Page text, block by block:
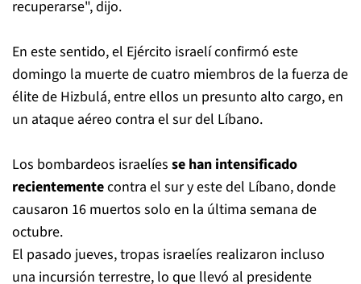
recuperarse", dijo.
En este sentido, el Ejército israelí confirmó este
domingo la muerte de cuatro miembros de la fuerza de
élite de Hizbulá, entre ellos un presunto alto cargo, en
un ataque aéreo contra el sur del Líbano.
Los bombardeos israelíes se han intensificado
recientementecontra el sur y este del Líbano, donde
causaron 16 muertos solo en la última semana de
octubre.
El pasado jueves, tropas israelíes realizaron incluso
una incursión terrestre, lo que llevó al presidente